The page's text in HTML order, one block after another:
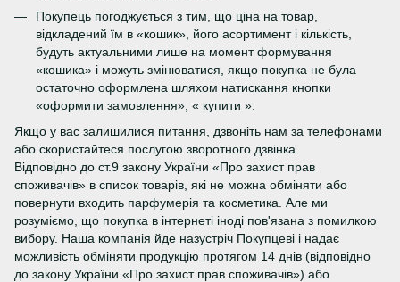
Покупець погоджується з тим, що ціна на товар,
відкладений їм в «кошик», його асортимент і кількість,
будуть актуальними лише на момент формування
«кошика» і можуть змінюватися, якщо покупка не була
остаточно оформлена шляхом натискання кнопки
«оформити замовлення», « купити ».
Якщо у вас залишилися питання, дзвоніть нам за телефонами
або скористайтеся послугою зворотного дзвінка.
Відповідно до ст.9 закону України «Про захист прав
споживачів» в список товарів, які не можна обміняти або
повернути входить парфумерія та косметика. Але ми
розуміємо, що покупка в інтернеті іноді пов'язана з помилкою
вибору. Наша компанія йде назустріч Покупцеві і надає
можливість обміняти продукцію протягом 14 днів (відповідно
до закону України «Про захист прав споживачів») або